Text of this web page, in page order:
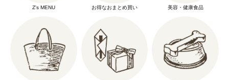
Z's MENU お得なおまとめ買い 美容・健康食品